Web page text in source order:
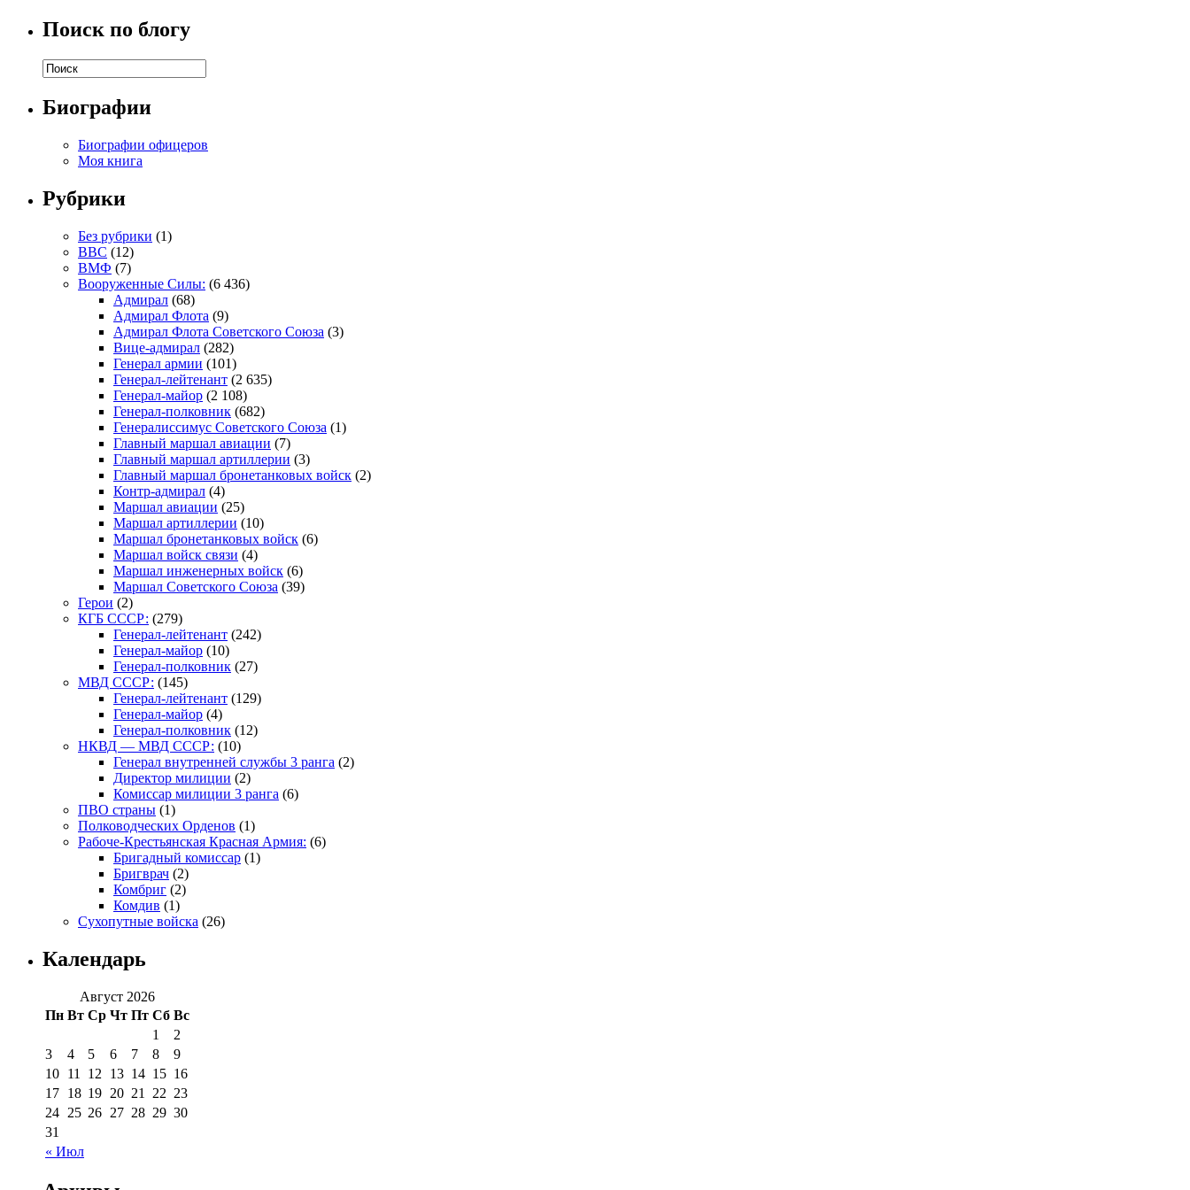
Поиск по блогу
Биографии
Биографии офицеров
Моя книга
Рубрики
Без рубрики (1)
ВВС (12)
ВМФ (7)
Вооруженные Силы: (6 436)
Адмирал (68)
Адмирал Флота (9)
Адмирал Флота Советского Союза (3)
Вице-адмирал (282)
Генерал армии (101)
Генерал-лейтенант (2 635)
Генерал-майор (2 108)
Генерал-полковник (682)
Генералиссимус Советского Союза (1)
Главный маршал авиации (7)
Главный маршал артиллерии (3)
Главный маршал бронетанковых войск (2)
Контр-адмирал (4)
Маршал авиации (25)
Маршал артиллерии (10)
Маршал бронетанковых войск (6)
Маршал войск связи (4)
Маршал инженерных войск (6)
Маршал Советского Союза (39)
Герои (2)
КГБ СССР: (279)
Генерал-лейтенант (242)
Генерал-майор (10)
Генерал-полковник (27)
МВД СССР: (145)
Генерал-лейтенант (129)
Генерал-майор (4)
Генерал-полковник (12)
НКВД — МВД СССР: (10)
Генерал внутренней службы 3 ранга (2)
Директор милиции (2)
Комиссар милиции 3 ранга (6)
ПВО страны (1)
Полководческих Орденов (1)
Рабоче-Крестьянская Красная Армия: (6)
Бригадный комиссар (1)
Бригврач (2)
Комбриг (2)
Комдив (1)
Сухопутные войска (26)
Календарь
Август 2026
Пн Вт Ср Чт Пт Сб Вс
« Июл
1
2
3
4 5 6 7 8
9
10 11 12 13 14 15 16
17 18 19 20 21 22 23
24 25 26 27 28 29 30
31